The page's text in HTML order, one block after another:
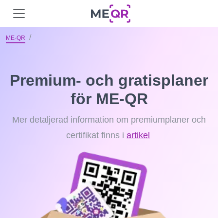
ME-QR
Premium- och gratisplaner
för ME-QR
Mer detaljerad information om premiumplaner och
certifikat finns i artikel